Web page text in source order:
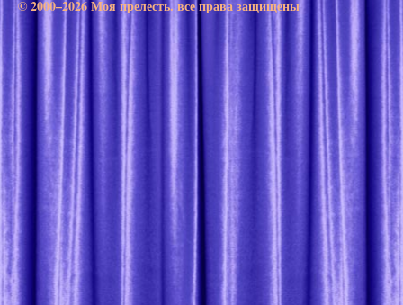
© 2000–2026 Моя прелесть. все права защищены